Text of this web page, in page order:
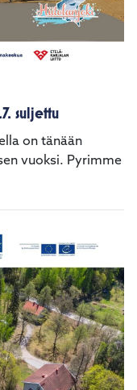
suljettu
on tänään
vuoksi. Pyrimme